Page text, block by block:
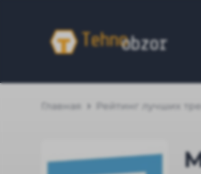
Главная Рейтинг лучших